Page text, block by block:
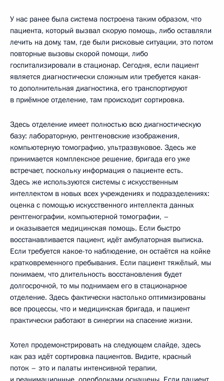
У нас ранее была система построена таким образом, что
пациента, который вызвал скорую помощь, либо оставляли
лечить на дому, там, где были рисковые ситуации, это потом
повторные вызовы скорой помощи, либо
госпитализировали в стационар. Сегодня, если пациент
является диагностически сложным или требуется какая-
то дополнительная диагностика, его транспортируют
в приёмное отделение, там происходит сортировка.
Здесь отделение имеет полностью всю диагностическую
базу: лабораторную, рентгеновские изображения,
компьютерную томографию, ультразвуковое. Здесь же
принимается комплексное решение, бригада его уже
встречает, поскольку информация о пациенте есть.
Здесь же используются системы с искусственным
интеллектом в новых всех учреждениях и подразделениях:
оценка с помощью искусственного интеллекта данных
рентгенографии, компьютерной томографии, –
и оказывается медицинская помощь. Если быстро
восстанавливается пациент, идёт амбулаторная выписка.
Если требуется какое-то наблюдение, он остаётся на койке
кратковременного пребывания. Если пациент тяжёлый, мы
понимаем, что длительность восстановления будет
долгосрочной, то мы поднимаем его в стационарное
отделение. Здесь фактически настолько оптимизированы
все процессы, что и медицинская бригада, и пациент
практически работают в синергии на спасение жизни.
Хотел продемонстрировать на следующем слайде, здесь
как раз идёт сортировка пациентов. Видите, красный
поток – это и палаты интенсивной терапии,